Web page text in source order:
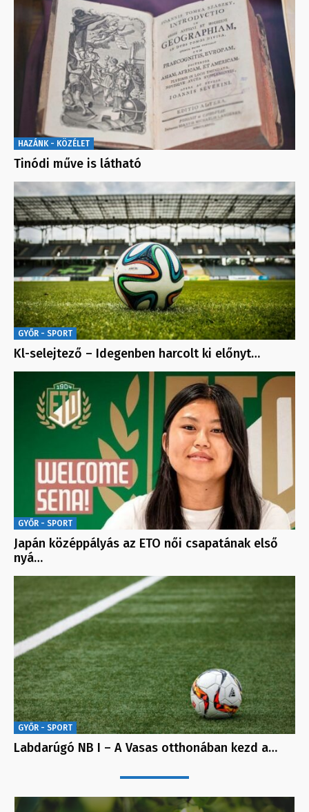
HAZÁNK - KÖZÉLET
Tinódi műve is látható
GYŐR - SPORT
Kl-selejtező – Idegenben harcolt ki előnyt…
GYŐR - SPORT
Japán középpályás az ETO női csapatának első
nyá…
GYŐR - SPORT
Labdarúgó NB I – A Vasas otthonában kezd a…